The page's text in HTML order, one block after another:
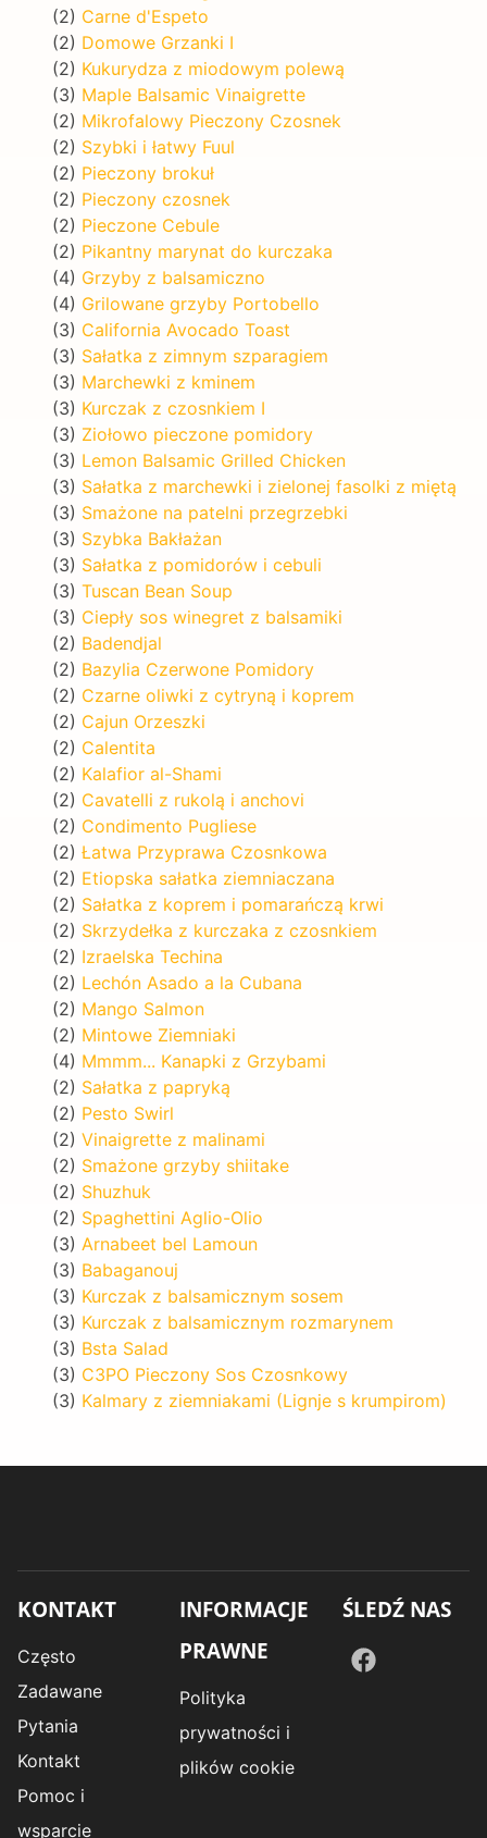
(2) Carne d'Espeto
(2) Domowe Grzanki I
(2) Kukurydza z miodowym polewą
(3) Maple Balsamic Vinaigrette
(2) Mikrofalowy Pieczony Czosnek
(2) Szybki i łatwy Fuul
(2) Pieczony brokuł
(2) Pieczony czosnek
(2) Pieczone Cebule
(2) Pikantny marynat do kurczaka
(4) Grzyby z balsamiczno
(4) Grilowane grzyby Portobello
(3) California Avocado Toast
(3) Sałatka z zimnym szparagiem
(3) Marchewki z kminem
(3) Kurczak z czosnkiem I
(3) Ziołowo pieczone pomidory
(3) Lemon Balsamic Grilled Chicken
(3) Sałatka z marchewki i zielonej fasolki z miętą
(3) Smażone na patelni przegrzebki
(3) Szybka Bakłażan
(3) Sałatka z pomidorów i cebuli
(3) Tuscan Bean Soup
(3) Ciepły sos winegret z balsamiki
(2) Badendjal
(2) Bazylia Czerwone Pomidory
(2) Czarne oliwki z cytryną i koprem
(2) Cajun Orzeszki
(2) Calentita
(2) Kalafior al-Shami
(2) Cavatelli z rukolą i anchovi
(2) Condimento Pugliese
(2) Łatwa Przyprawa Czosnkowa
(2) Etiopska sałatka ziemniaczana
(2) Sałatka z koprem i pomarańczą krwi
(2) Skrzydełka z kurczaka z czosnkiem
(2) Izraelska Techina
(2) Lechón Asado a la Cubana
(2) Mango Salmon
(2) Mintowe Ziemniaki
(4) Mmmm... Kanapki z Grzybami
(2) Sałatka z papryką
(2) Pesto Swirl
(2) Vinaigrette z malinami
(2) Smażone grzyby shiitake
(2) Shuzhuk
(2) Spaghettini Aglio-Olio
(3) Arnabeet bel Lamoun
(3) Babaganouj
(3) Kurczak z balsamicznym sosem
(3) Kurczak z balsamicznym rozmarynem
(3) Bsta Salad
(3) C3PO Pieczony Sos Czosnkowy
(3) Kalmary z ziemniakami (Lignje s krumpirom)
KONTAKT
Często
Zadawane
Pytania
Kontakt
Pomoc i
wsparcie
INFORMACJE
PRAWNE
Polityka
prywatności i
plików cookie
ŚLEDŹ NAS